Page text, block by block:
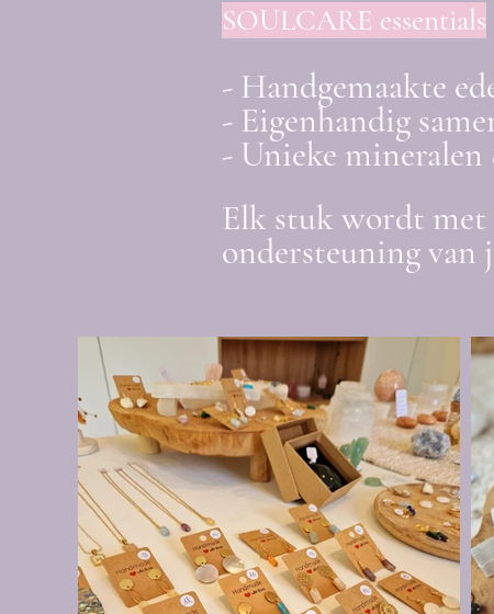
SOULCARE essentials
- Handgemaakte
- Eigenhandig
- Unieke
Elk stuk wordt met
ondersteuning van